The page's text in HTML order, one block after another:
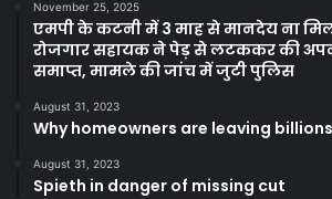
November 25, 2025
एमपी के कटनी में 3 माह से मानदेय ना
रोजगार सहायक ने पेड़ से लटककर की
समाप्त, मामले की जांच में जुटी पुलिस
August 31, 2023
Why homeowners are leaving
August 31, 2023
Spieth in danger of missing cut